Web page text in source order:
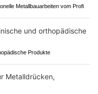
Metallbauarbeiten vom Profi
Produkte